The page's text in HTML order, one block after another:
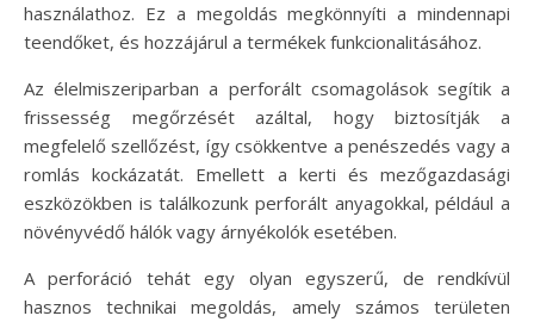
használathoz. Ez a megoldás megkönnyíti a mindennapi
teendőket, és hozzájárul a termékek funkcionalitásához.
Az élelmiszeriparban a perforált csomagolások segítik a
frissesség megőrzését azáltal, hogy biztosítják a
megfelelő szellőzést, így csökkentve a penészedés vagy a
romlás kockázatát. Emellett a kerti és mezőgazdasági
eszközökben is találkozunk perforált anyagokkal, például a
növényvédő hálók vagy árnyékolók esetében.
A perforáció tehát egy olyan egyszerű, de rendkívül
hasznos technikai megoldás, amely számos területen